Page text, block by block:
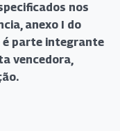
nos
anexo I do
é parte integrante
vencedora,